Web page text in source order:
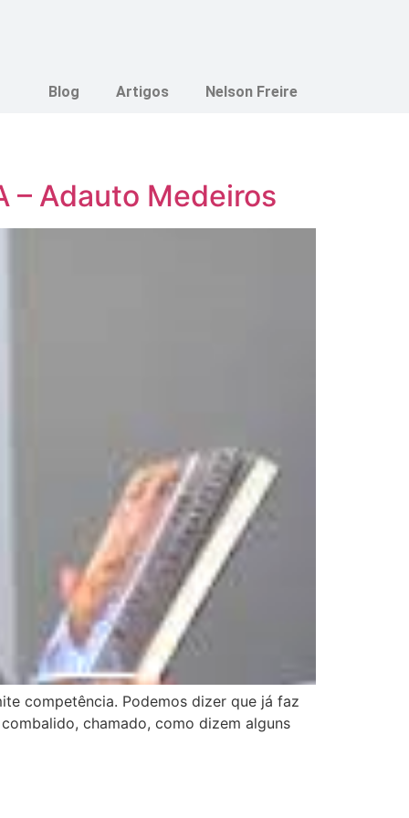
Blog Artigos Nelson Freire
– Adauto Medeiros
competência. Podemos dizer que já faz
chamado, como dizem alguns